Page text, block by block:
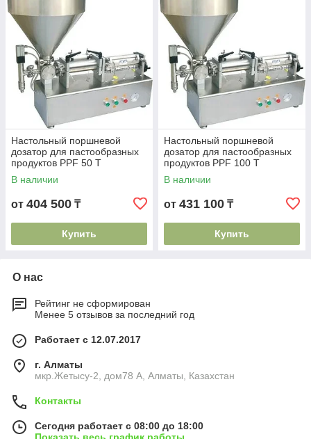
Настольный поршневой
дозатор для пастообразных
продуктов PPF 50 Т
В наличии
от 404 500 ₸
Купить
Настольный поршневой
дозатор для пастообразных
продуктов PPF 100 Т
В наличии
от 431 100 ₸
Купить
О нас
Рейтинг не сформирован
Менее 5 отзывов за последний год
Работает с 12.07.2017
г. Алматы
мкр.Жетысу-2, дом78 А, Алматы, Казахстан
Контакты
Сегодня работает с 08:00 до 18:00